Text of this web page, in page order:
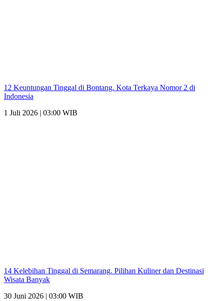
12 Keuntungan Tinggal di Bontang. Kota Terkaya Nomor 2 di
Indonesia
1 Juli 2026 | 03:00 WIB
14 Kelebihan Tinggal di Semarang. Pilihan Kuliner dan Destinasi
Wisata Banyak
30 Juni 2026 | 03:00 WIB